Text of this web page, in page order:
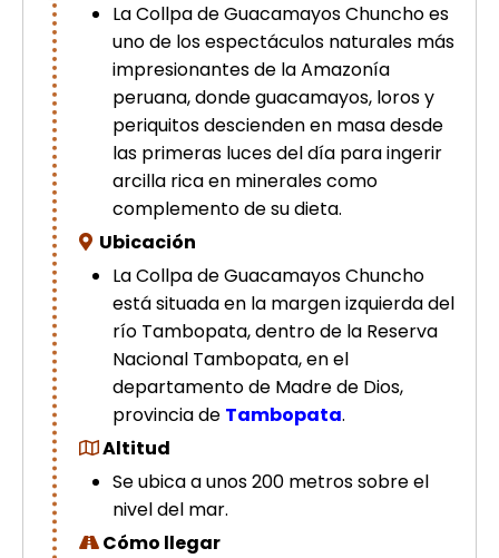
picchu
Tour de lujo Cusco 8 dias
Machupicchu + Hotel 4*
Tour Tiahuanaco desde Puno 1 día-
Puerta del Sol & Bolivia
Tour Uros Taquile 1 día | Salidas
desde Puno
La Collpa de Guacamayos Chuncho es
uno de los espectáculos naturales más
impresionantes de la Amazonía
peruana, donde guacamayos, loros y
periquitos descienden en masa desde
las primeras luces del día para ingerir
arcilla rica en minerales como
complemento de su dieta.
Ubicación
La Collpa de Guacamayos Chuncho
está situada en la margen izquierda del
río Tambopata, dentro de la Reserva
Nacional Tambopata, en el
departamento de Madre de Dios,
provincia de Tambopata.
Altitud
Se ubica a unos 200 metros sobre el
nivel del mar.
Cómo llegar